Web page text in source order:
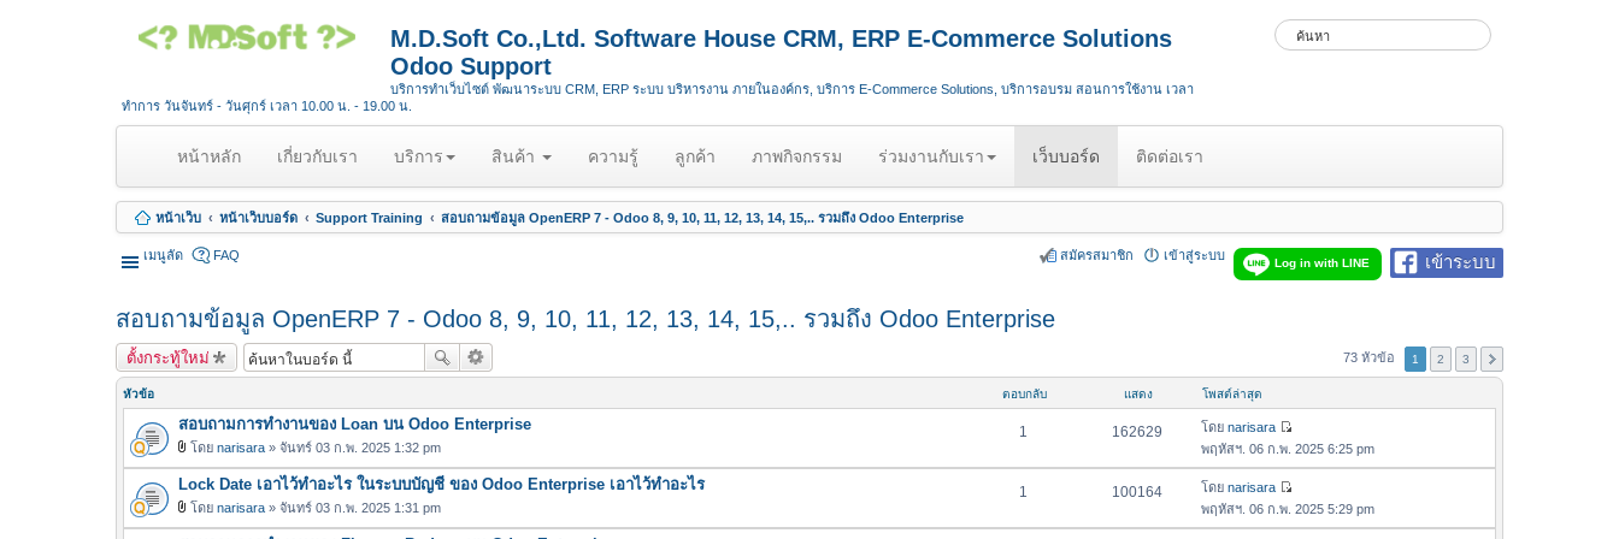
M.D.Soft Co.,Ltd. Software House CRM, ERP E-Commerce Solutions
Odoo Support
บริการทำเว็บไซต์ พัฒนาระบบ CRM, ERP ระบบ บริหารงาน ภายในองค์กร, บริการ E-Commerce Solutions, บริการอบรม สอนการใช้งาน เวลา
ทำการ วันจันทร์ - วันศุกร์ เวลา 10.00 น. - 19.00 น.
หน้าหลัก(
u
r
t
)
เกี่ยวกับเรา บริการ สินค้า ความรู้ ลูกค้า ภาพกิจกรรม ร่วมงานกับเรา เว็บบอร์ด ติดต่อเรา
หน้าเว็บ หน้าเว็บบอร์ด Support Training สอบถามข้อมูล OpenERP 7 - Odoo 8, 9, 10, 11, 12, 13, 14, 15,.. รวมถึง Odoo Enterprise
เมนูลัด เข้าระบบ
Log in with LINE
FAQ เข้าสู่ระบบ
สมัครสมาชิก
สอบถามข้อมูล OpenERP 7 - Odoo 8, 9, 10, 11, 12, 13, 14, 15,.. รวมถึง Odoo Enterprise
ตั้งกระทู้ใหม่ 73 หัวข้อ 1 2 3
หัวข้อ ตอบกลับ แสดง โพสต์ล่าสุด
สอบถามการทำงานของ Loan บน Odoo Enterprise
ฟ
ล์
แ
โดย narisara » จันทร์ 03 ก.พ. 2025 1:32 pm
1 162629 โดย narisara
ดู
ข้
ค
ว
พฤหัสฯ. 06 ก.พ. 2025 6:25 pm
Lock Date เอาไว้ทำอะไร ในระบบบัญชี ของ Odoo Enterprise เอาไว้ทำอะไร
โดย narisara » จันทร์ 03 ก.พ. 2025 1:31 pm
1 100164 โดย narisara
ดู
ข้
พฤหัสฯ. 06 ก.พ. 2025 5:29 pm